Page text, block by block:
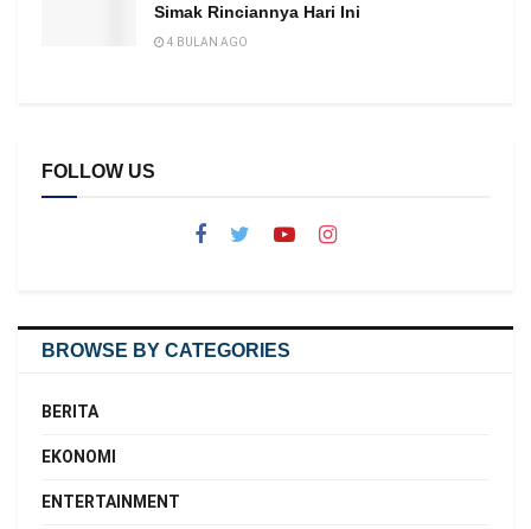
Simak Rinciannya Hari Ini
4 BULAN AGO
FOLLOW US
BROWSE BY CATEGORIES
BERITA
EKONOMI
ENTERTAINMENT